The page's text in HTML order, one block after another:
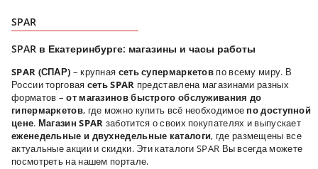
SPAR
SPAR в Екатеринбурге: магазины и часы работы
SPAR (СПАР) – крупная сеть супермаркетов по всему миру. В
России торговая сеть SPAR представлена магазинами разных
форматов –от магазинов быстрого обслуживания до
гипермаркетов, где можно купить всё необходимое по доступной
цене. Магазин SPAR заботится о своих покупателях и выпускает
еженедельные и двухнедельные каталоги, где размещены все
актуальные акции и скидки. Эти каталоги SPAR Вы всегда можете
посмотреть на нашем портале.